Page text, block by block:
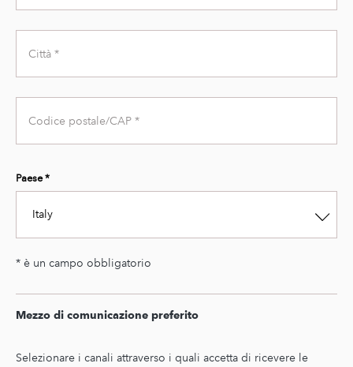
City
Zip
Paese *
Italy
Second
sub
text
* è un campo obbligatorio
Second
Mezzo di comunicazione preferito
Selezionare i canali attraverso i quali accetta di ricevere le